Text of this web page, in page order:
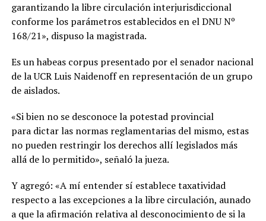
garantizando la libre circulación interjurisdiccional
conforme los parámetros establecidos en el DNU Nº
168/21», dispuso la magistrada.
Es un habeas corpus presentado por el senador nacional
de la UCR Luis Naidenoff en representación de un grupo
de aislados.
«Si bien no se desconoce la potestad provincial
para dictar las normas reglamentarias del mismo, estas
no pueden restringir los derechos allí legislados más
allá de lo permitido», señaló la jueza.
Y agregó: «A mí entender sí establece taxatividad
respecto a las excepciones a la libre circulación, aunado
a que la afirmación relativa al desconocimiento de si la